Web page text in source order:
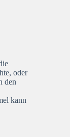
oder
den
kann